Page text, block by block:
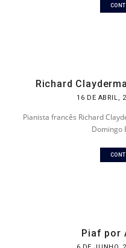
Richard
16 DE ABRIL,
Pianista francês Richard
Domingo
Piaf por